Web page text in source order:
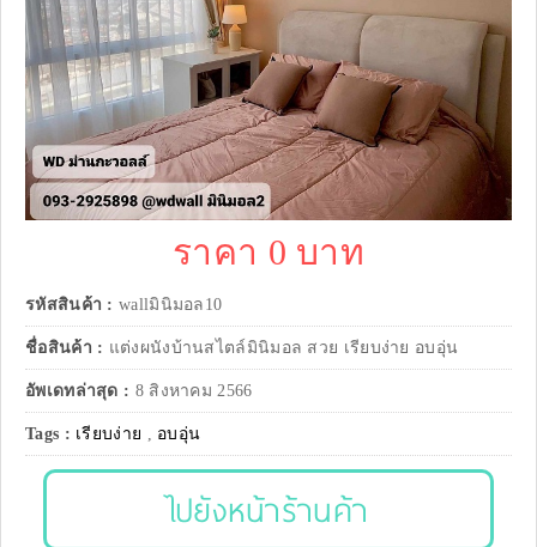
ราคา 0 บาท
รหัสสินค้า : wallมินิมอล10
ชื่อสินค้า : แต่งผนังบ้านสไตล์มินิมอล สวย เรียบง่าย อบอุ่น
อัพเดทล่าสุด : 8 สิงหาคม 2566
Tags : เรียบง่าย , อบอุ่น
ไปยังหน้าร้านค้า